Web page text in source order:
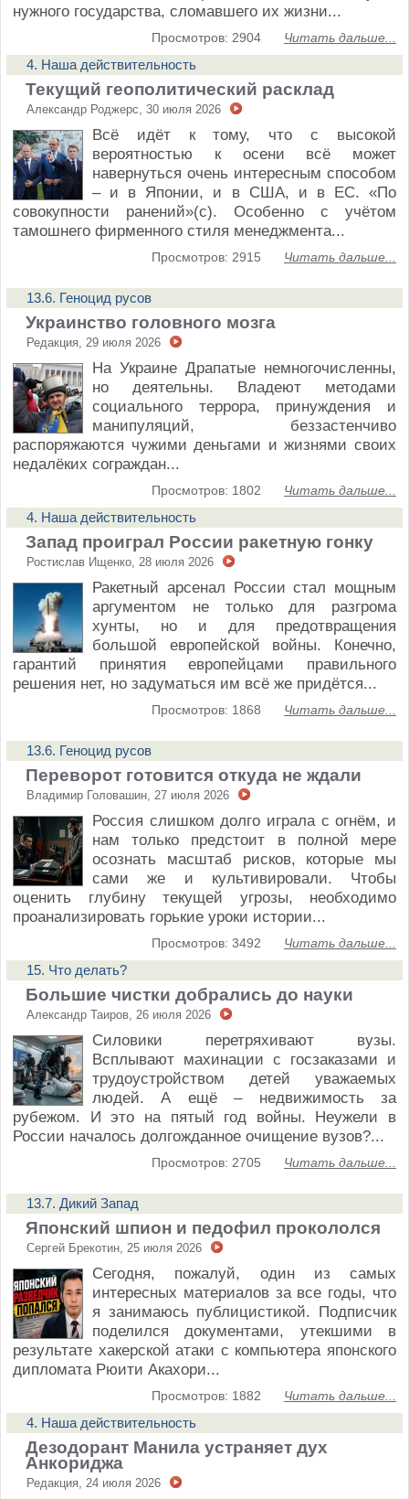
нужного государства, сломавшего их жизни...
Читать дальше...
Просмотров: 2904
4. Наша действительность
Текущий геополитический расклад
Александр Роджерс, 30 июля 2026
Всё идёт к тому, что с высокой
вероятностью к осени всё может
навернуться очень интересным способом
– и в Японии, и в США, и в ЕС. «По
совокупности ранений»(с). Особенно с учётом
тамошнего фирменного стиля менеджмента...
Читать дальше...
Просмотров: 2915
13.6. Геноцид русов
Украинство головного мозга
Редакция, 29 июля 2026
На Украине Драпатые немногочисленны,
но деятельны. Владеют методами
социального террора, принуждения и
манипуляций, беззастенчиво
распоряжаются чужими деньгами и жизнями своих
недалёких сограждан...
Читать дальше...
Просмотров: 1802
4. Наша действительность
Запад проиграл России ракетную гонку
Ростислав Ищенко, 28 июля 2026
Ракетный арсенал России стал мощным
аргументом не только для разгрома
хунты, но и для предотвращения
большой европейской войны. Конечно,
гарантий принятия европейцами правильного
решения нет, но задуматься им всё же придётся...
Читать дальше...
Просмотров: 1868
13.6. Геноцид русов
Переворот готовится откуда не ждали
Владимир Головашин, 27 июля 2026
Россия слишком долго играла с огнём, и
нам только предстоит в полной мере
осознать масштаб рисков, которые мы
сами же и культивировали. Чтобы
оценить глубину текущей угрозы, необходимо
проанализировать горькие уроки истории...
Читать дальше...
Просмотров: 3492
15. Что делать?
Большие чистки добрались до науки
Александр Таиров, 26 июля 2026
Силовики перетряхивают вузы.
Всплывают махинации с госзаказами и
трудоустройством детей уважаемых
людей. А ещё – недвижимость за
рубежом. И это на пятый год войны. Неужели в
России началось долгожданное очищение вузов?...
Читать дальше...
Просмотров: 2705
13.7. Дикий Запад
Японский шпион и педофил прокололся
Сергей Брекотин, 25 июля 2026
Сегодня, пожалуй, один из самых
интересных материалов за все годы, что
я занимаюсь публицистикой. Подписчик
поделился документами, утекшими в
результате хакерской атаки с компьютера японского
дипломата Рюити Акахори...
Читать дальше...
Просмотров: 1882
4. Наша действительность
Дезодорант Манила устраняет дух
Анкориджа
Редакция, 24 июля 2026